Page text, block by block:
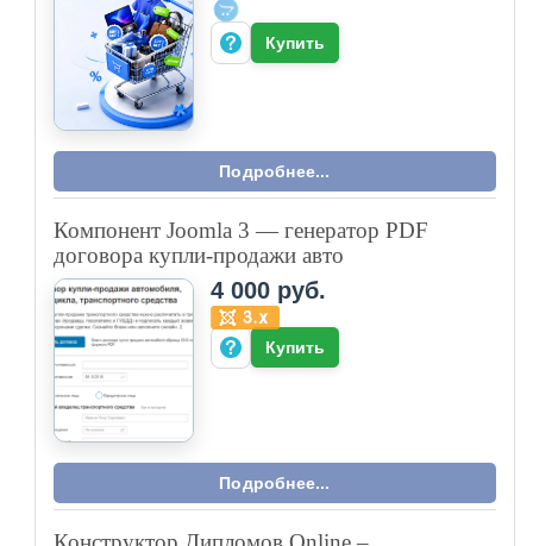
Купить
Подробнее...
Компонент Joomla 3 — генератор PDF
договора купли-продажи авто
4 000 руб.
Купить
Подробнее...